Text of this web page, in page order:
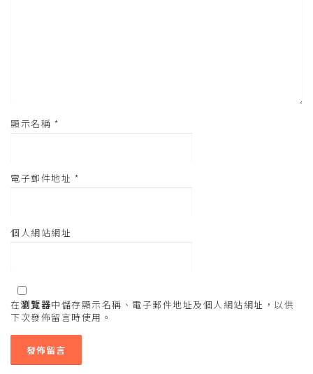
顯示名稱 *
電子郵件地址 *
個人網站網址
在瀏覽器中儲存顯示名稱、電子郵件地址及個人網站網址，以供
下次發佈留言時使用。